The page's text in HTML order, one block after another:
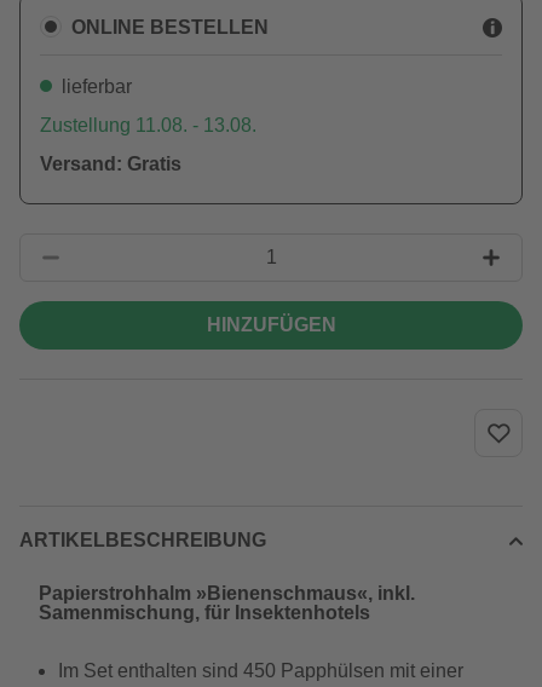
ONLINE BESTELLEN
lieferbar
Zustellung 11.08. - 13.08.
Versand: Gratis
HINZUFÜGEN
ARTIKELBESCHREIBUNG
Papierstrohhalm »Bienenschmaus«, inkl.
Samenmischung, für Insektenhotels
Im Set enthalten sind 450 Papphülsen mit einer